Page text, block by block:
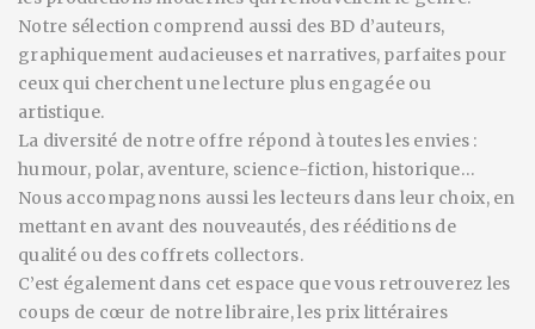
Notre sélection comprend aussi des BD d’auteurs,
graphiquement audacieuses et narratives, parfaites pour
ceux qui cherchent une lecture plus engagée ou
artistique.
La diversité de notre offre répond à toutes les envies :
humour, polar, aventure, science-fiction, historique…
Nous accompagnons aussi les lecteurs dans leur choix, en
mettant en avant des nouveautés, des rééditions de
qualité ou des coffrets collectors.
C’est également dans cet espace que vous retrouverez les
coups de cœur de notre libraire, les prix littéraires